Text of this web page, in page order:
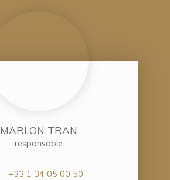
MARLON TRAN
responsable
+33 1 34 05 00 50